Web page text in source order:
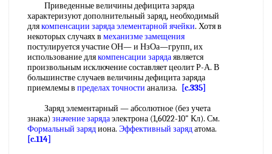
Приведенные величины дефицита заряда
характеризуют дополнительный заряд, необходимый
длякомпенсации зарядаэлементарной ячейки. Хотя в
некоторых случаях в механизме замещения
постулируется участие ОН— и НзОа—групп, их
использование длякомпенсации зарядаявляется
произвольным исключение составляет цеолит Р-А. В
большинстве случаев величины дефицита заряда
приемлемы в пределах точности анализа.
[c.335]
Заряд элементарный — абсолютное (без учета
знака) значение зарядаэлектрона (1,6022-10" Кл). См.
Формальный зарядиона. Эффективный зарядатома.
[c.114]